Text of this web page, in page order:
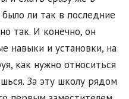
ли так в последние
так. И конечно, он
навыки и установки, на
как нужно относиться
За эту школу рядом